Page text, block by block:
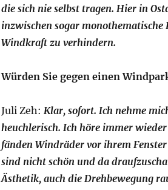
die sich nie selbst tragen. Hier in
inzwischen sogar
Windkraft zu verhindern.
Würden Sie gegen einen
Juli Zeh: Klar, sofort. Ich nehme
heuchlerisch. Ich höre immer
fänden Windräder vor ihrem
sind nicht schön und da
Ästhetik, auch die Drehbewegung